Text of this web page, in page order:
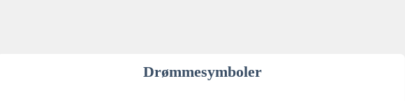
Drømmesymboler